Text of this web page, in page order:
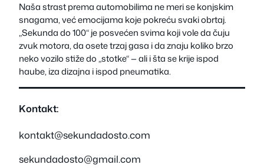
Naša strast prema automobilima ne meri se konjskim
snagama, već emocijama koje pokreću svaki obrtaj.
„Sekunda do 100“ je posvećen svima koji vole da čuju
zvuk motora, da osete trzaj gasa i da znaju koliko brzo
neko vozilo stiže do „stotke“ — ali i šta se krije ispod
haube, iza dizajna i ispod pneumatika.
Kontakt:
kontakt@sekundadosto.com
sekundadosto@gmail.com